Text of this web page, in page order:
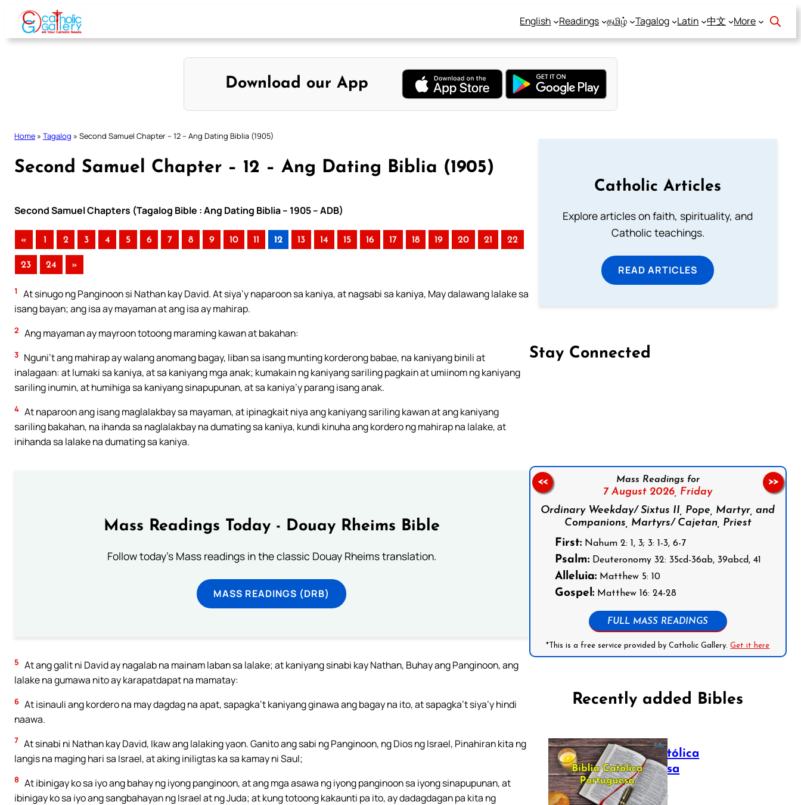
Skip
content
English Readings தமிழ் Tagalog Latin 中文 More
Download our App
Home » Tagalog » Second Samuel Chapter – 12 – Ang Dating Biblia (1905)
Second Samuel Chapter – 12 – Ang Dating Biblia (1905)
Second Samuel Chapters (Tagalog Bible : Ang Dating Biblia – 1905 – ADB)
« 1 2 3 4 5 6 7 8 9 10 11 12 13 14 15 16 17 18 19 20 21 22
23 24 »
1
At sinugo ng Panginoon si Nathan kay David. At siya’y naparoon sa kaniya, at nagsabi sa kaniya, May dalawang lalake sa
isang bayan; ang isa ay mayaman at ang isa ay mahirap.
2 Ang mayaman ay mayroon totoong maraming kawan at bakahan:
3 Nguni’t ang mahirap ay walang anomang bagay, liban sa isang munting korderong babae, na kaniyang binili at
inalagaan: at lumaki sa kaniya, at sa kaniyang mga anak; kumakain ng kaniyang sariling pagkain at umiinom ng kaniyang
sariling inumin, at humihiga sa kaniyang sinapupunan, at sa kaniya’y parang isang anak.
4 At naparoon ang isang maglalakbay sa mayaman, at ipinagkait niya ang kaniyang sariling kawan at ang kaniyang
sariling bakahan, na ihanda sa naglalakbay na dumating sa kaniya, kundi kinuha ang kordero ng mahirap na lalake, at
inihanda sa lalake na dumating sa kaniya.
Mass Readings Today - Douay Rheims Bible
Follow today's Mass readings in the classic Douay Rheims translation.
MASS READINGS (DRB)
5 At ang galit ni David ay nagalab na mainam laban sa lalake; at kaniyang sinabi kay Nathan, Buhay ang Panginoon, ang
lalake na gumawa nito ay karapatdapat na mamatay:
6 At isinauli ang kordero na may dagdag na apat, sapagka’t kaniyang ginawa ang bagay na ito, at sapagka’t siya’y hindi
naawa.
7 At sinabi ni Nathan kay David, Ikaw ang lalaking yaon. Ganito ang sabi ng Panginoon, ng Dios ng Israel, Pinahiran kita ng
langis na maging hari sa Israel, at aking iniligtas ka sa kamay ni Saul;
8 At ibinigay ko sa iyo ang bahay ng iyong panginoon, at ang mga asawa ng iyong panginoon sa iyong sinapupunan, at
ibinigay ko sa iyo ang sangbahayan ng Israel at ng Juda; at kung totoong kakaunti pa ito, ay dadagdagan pa kita ng
Catholic Articles
Explore articles on faith, spirituality, and
Catholic teachings.
READ ARTICLES
Stay Connected
Mass Readings for
7 August 2026, Friday
Ordinary Weekday/ Sixtus II, Pope, Martyr, and
Companions, Martyrs/ Cajetan, Priest
First:Nahum 2: 1, 3; 3: 1-3, 6-7
Psalm:Deuteronomy 32: 35cd-36ab, 39abcd, 41
Alleluia:Matthew 5: 10
Gospel:Matthew 16: 24-28
FULL MASS READINGS
*This is a free service provided by Catholic Gallery.Get it here
<< >>
Recently added Bibles
Bíblia Católica
Portuguesa
July 16, 2025